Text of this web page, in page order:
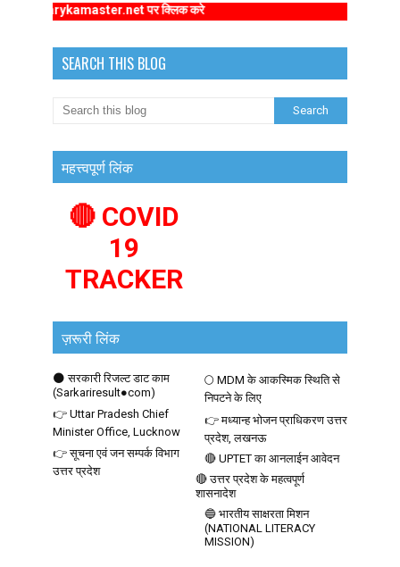
पर क्लिक करे
SEARCH THIS BLOG
महत्त्वपूर्ण लिंक
🔴 COVID
19
TRACKER
ज़रूरी लिंक
🌑 सरकारी रिजल्ट डाट काम
(Sarkariresult●com)
🌕 MDM के आकस्मिक स्थिति से
निपटने के लिए
👉 Uttar Pradesh Chief
Minister Office, Lucknow
👉 मध्यान्ह भोजन प्राधिकरण उत्तर
प्रदेश, लखनऊ
👉 सूचना एवं जन सम्पर्क विभाग
उत्तर प्रदेश
🔴 UPTET का आनलाईन आवेदन
🔴 उत्तर प्रदेश के महत्वपूर्ण
शासनादेश
🔵 भारतीय साक्षरता मिशन
(NATIONAL LITERACY
MISSION)